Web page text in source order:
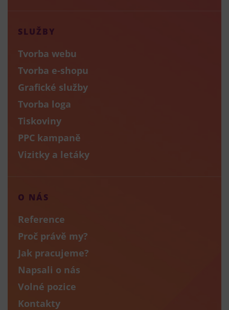
SLUŽBY
Tvorba webu
Tvorba e-shopu
Grafické služby
Tvorba loga
Tiskoviny
PPC kampaně
Vizitky a letáky
O NÁS
Reference
Proč právě my?
Jak pracujeme?
Napsali o nás
Volné pozice
Kontakty